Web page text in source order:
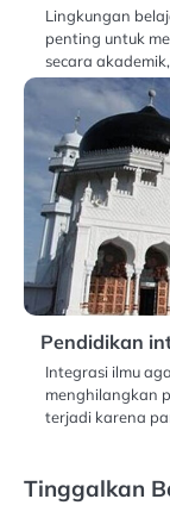
Lingkungan
penting untuk
secara
Pendidikan
Integrasi ilmu
menghilangkan
terjadi karena
Tinggalkan